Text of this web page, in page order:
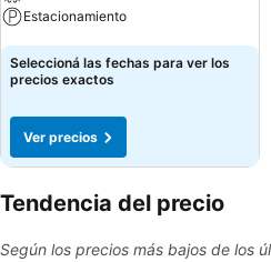
Estacionamiento
Ver precios
Seleccioná las fechas para ver los
precios exactos
Ver precios
Tendencia del precio
Según los precios más bajos de los